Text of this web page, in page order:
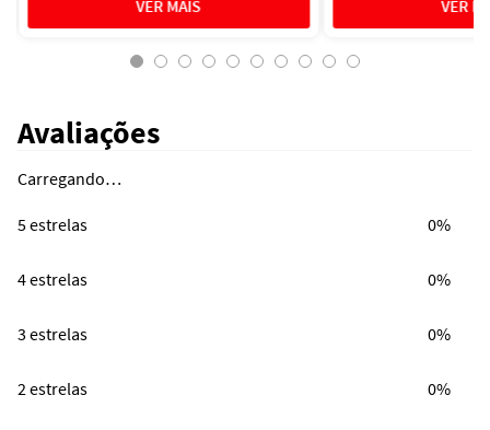
Avaliações
Carregando…
5 estrelas 0%
4 estrelas 0%
3 estrelas 0%
2 estrelas 0%